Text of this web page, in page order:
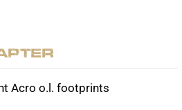
Acro o.l. footprints